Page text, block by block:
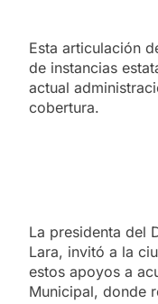
Esta articulación
de instancias
actual
cobertura.
La presidenta del
Lara, invitó a la
estos apoyos a
Municipal, donde